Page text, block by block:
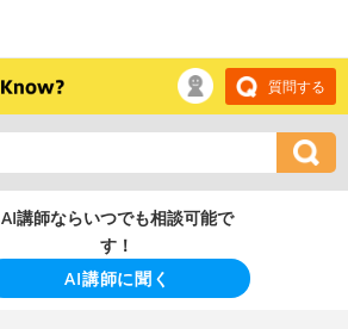
質問する
AI講師ならいつでも相談可能で
す！
AI講師に聞く